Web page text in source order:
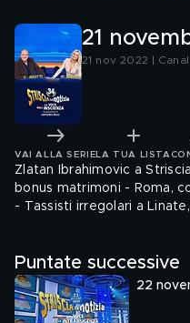
21
21 nov 2022 |
VAI ALLA SERIE LA TUA LISTA
Zlatan Ibrahimovic a
bonus matrimoni - Roma,
- Tassisti irregolari a
ma divertenti - Mondiali in
divertenti - Canone in
Ibrahimovic conduttore
...
Puntate successive
22